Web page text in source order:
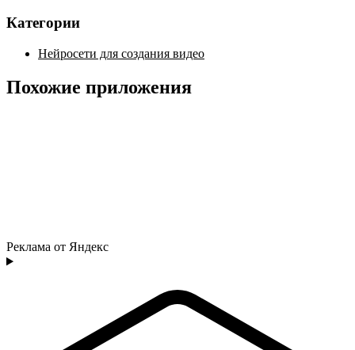
Категории
Нейросети для создания видео
Похожие приложения
Реклама от Яндекс